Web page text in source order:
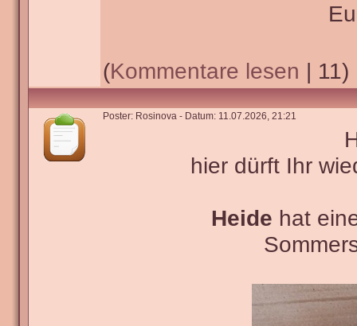
(Kommentare lesen | 11)
Poster: Rosinova - Datum: 11.07.2026, 21:21
hier dürft Ihr
Heide hat